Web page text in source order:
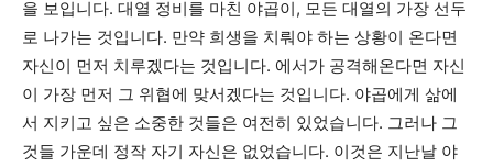
을 보입니다. 대열 정비를 마친 야곱이, 모든 대열의 가장 선두
로 나가는 것입니다. 만약 희생을 치뤄야 하는 상황이 온다면
자신이 먼저 치루겠다는 것입니다. 에서가 공격해온다면 자신
이 가장 먼저 그 위협에 맞서겠다는 것입니다. 야곱에게 삶에
서 지키고 싶은 소중한 것들은 여전히 있었습니다. 그러나 그
것들 가운데 정작 자기 자신은 없었습니다. 이것은 지난날 야